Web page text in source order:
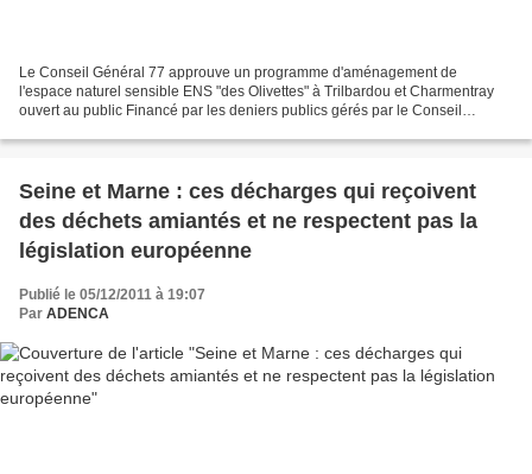
Le Conseil Général 77 approuve un programme d'aménagement de
l'espace naturel sensible ENS "des Olivettes" à Trilbardou et Charmentray
ouvert au public Financé par les deniers publics gérés par le Conseil
Seine et Marne : ces décharges qui reçoivent
des déchets amiantés et ne respectent pas la
législation européenne
Publié le 05/12/2011 à 19:07
Par ADENCA